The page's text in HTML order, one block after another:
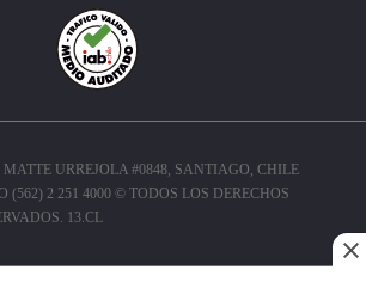
MATTE URREJOLA #0848, SANTIAGO, CHILE
(562) 2 251 4000 © TODOS LOS DERECHOS
13.CL